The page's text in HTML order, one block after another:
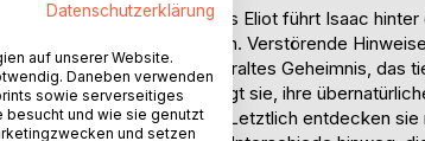
über den Tod seines Bruders Eliot führt Isaac
mit weitreichenden Folgen. Verstörende
Was sie finden, ist ein uraltes Geheimnis, das
wird. Die Gefahr zwingt sie, ihre
ihre Verbindung wirken. Letztlich entdecken sie
Datenschutzerklärung
auf unserer Website.
Daneben verwenden
sowie serverseitiges
besucht und wie sie genutzt
und setzen